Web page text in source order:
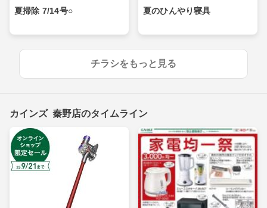
夏掃除 7/14号○ 夏のひんやり寝具
チラシをもっと見る
カインズ 秦野店のタイムライン